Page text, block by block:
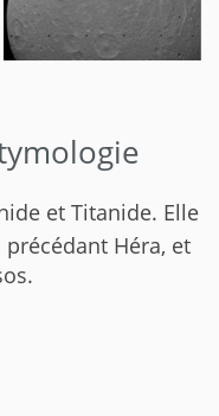
et Titanide. Elle
Héra, et